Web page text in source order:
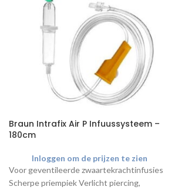
Braun Intrafix Air P Infuussysteem –
180cm
Inloggen om de prijzen te zien
Voor geventileerde zwaartekrachtinfusies
Scherpe priempiek Verlicht piercing,